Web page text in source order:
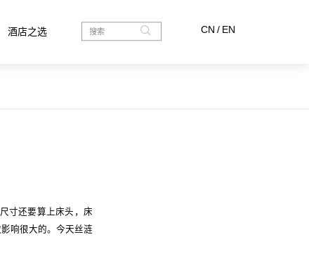
酒店之选 CN / EN
寸还要算上床头，床
响很大的。今天丝涟